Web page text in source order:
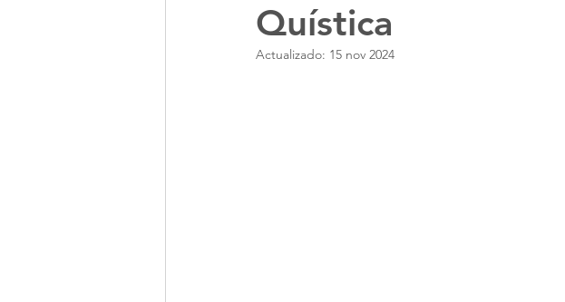
Reumatología Dermatología
Quística
Actualizado: 15 nov 2024